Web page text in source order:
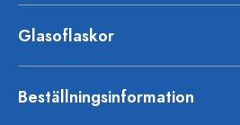
Glasoflaskor
Beställningsinformation